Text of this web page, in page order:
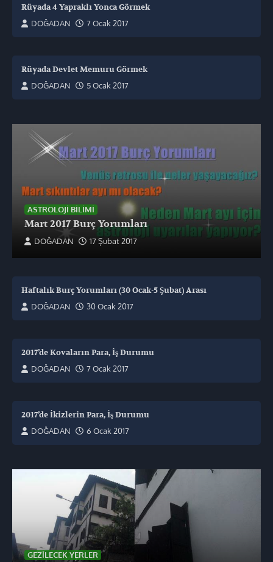
Rüyada 4 Yapraklı Yonca Görmek
DOĞADAN
7 Ocak 2017
Rüyada Devlet Memuru Görmek
DOĞADAN
5 Ocak 2017
ASTROLOJI BILIMI
Mart 2017 Burç Yorumları
DOĞADAN 17 Şubat 2017
Haftalık Burç Yorumları (30 Ocak-5 Şubat) Arası
DOĞADAN
30 Ocak 2017
2017’de Kovaların Para, İş Durumu
DOĞADAN
7 Ocak 2017
2017’de İkizlerin Para, İş Durumu
DOĞADAN
6 Ocak 2017
GEZILECEK YERLER